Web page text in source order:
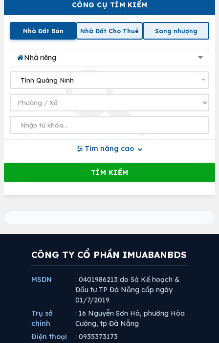
CÔNG CỤ TÌM KIẾM
Nhà Đất Bán Nhà Đất Cho Thuê Sang nhượng
Nhà riêng
Tìm nâng cao
CÔNG TY CỔ PHẦN IMUABANBDS
MSDN
: 0401986213 do Sở Kế hoạch &
Đầu tư TP Đà Nẵng cấp ngày
01/7/2019
Trụ sở
chính
: 16 Nguyễn Sơn Hà, phường Hòa
Cường, tp Đà Nẵng
Điện thoại
: 0935373173